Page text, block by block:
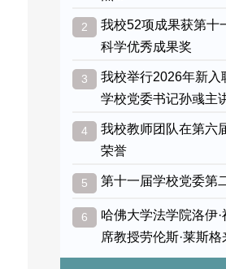
2 我校52项成果获第十
科学优秀成果奖
3 我校举行2026年新入
学校党委书记孙彧主
4 我校教师团队在第六
荣誉
5 第十一届学校党委第
6 哈佛大学法学院洛伊
席教授劳伦斯·莱斯